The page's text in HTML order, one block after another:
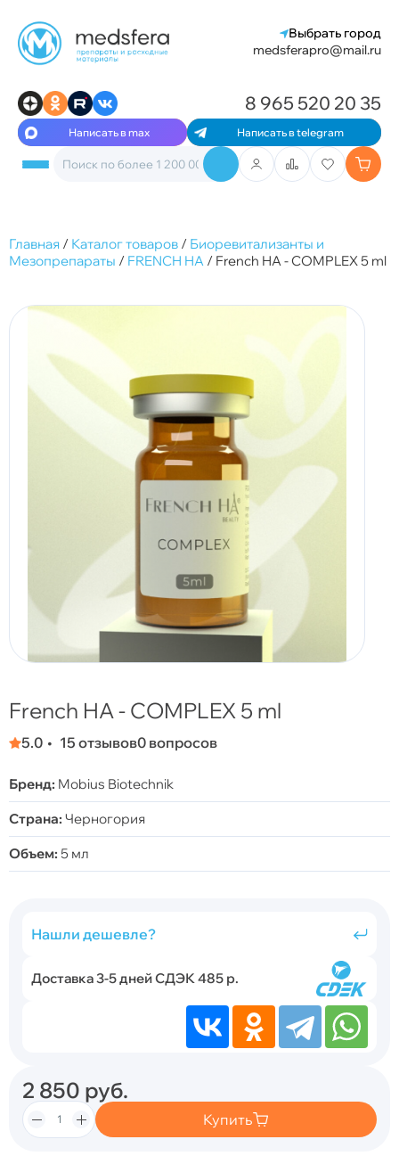
Выбрать город
medsferapro@mail.ru
Написать в max Написать в telegram
8 965 520 20 35
Главная / Каталог товаров / Биоревитализанты и
Мезопрепараты / FRENCH HA / French HA - COMPLEX 5 ml
French HA - COMPLEX 5 ml
5.0 15 отзывов0 вопросов
Бренд: Mobius Biotechnik
Страна: Черногория
Объем: 5 мл
Нашли дешевле?
Доставка 3-5 дней СДЭК 485 р.
2 850 руб.
Купить